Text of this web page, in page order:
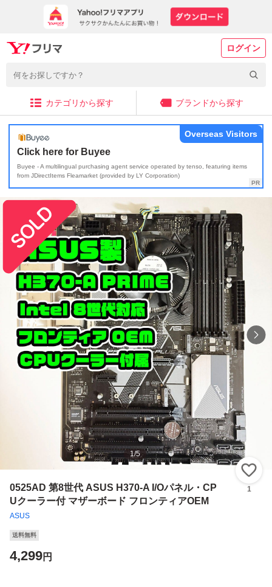
ログイン
カテゴリから探す ブランドから探す
Click here for Buyee
Buyee - A multilingual purchasing agent service operated by tenso, featuring items
from JDirectItems Fleamarket (provided by LY Corporation)
Overseas Visitors
1/5
0525AD 第8世代 ASUS H370-A I/Oパネル・CP
Uクーラー付 マザーボード フロンティアOEM
ASUS
1
送料無料
4,299円